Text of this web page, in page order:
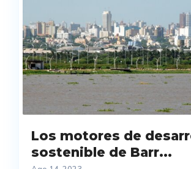
Los motores de
sostenible de Barr...